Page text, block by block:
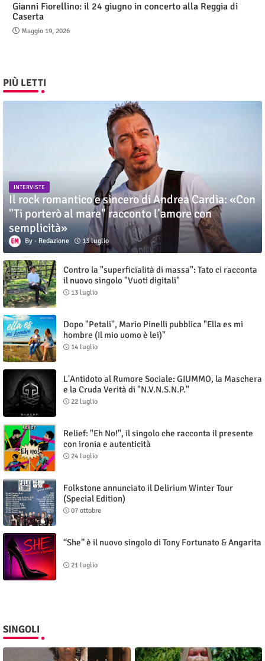
Gianni Fiorellino: il 24 giugno in concerto alla Reggia di
Caserta
Maggio 19, 2026
PIÙ LETTI
INTERVISTE
Il rock romantico e sincero di Andrea Cardia: «Con
"Ti porterò al mare" racconto l’amore con
semplicità»
Redazione 13 luglio
Contro la "superficialità di massa": Tato ci racconta
il nuovo singolo "Vuoti digitali"
13 luglio
Dopo "Petali", Mario Pinelli pubblica "Ella es mi
hombre (Il mio uomo è lei)"
14 luglio
L'Antidoto al Rumore Sociale: GIUMMO, la Maschera
e la Cruda Verità di "N.V.N.S.N.P."
22 luglio
Relief: "Eh No!", il singolo che racconta il presente
con ironia e autenticità
24 luglio
Folkstone annunciato il Delirium Winter Tour
(Special Edition)
07 ottobre
“She” è il nuovo singolo di Tony Fortunato & Angarita
21 luglio
SINGOLI